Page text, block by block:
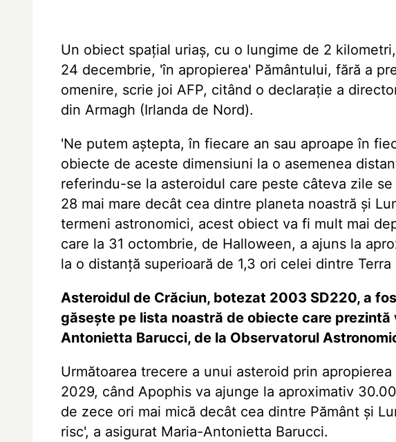
Un obiect spațial uriaș, cu o lungime de 2
24 decembrie, 'în apropierea' Pământului, fără a
omenire, scrie joi AFP, citând o declarație a
din Armagh (Irlanda de Nord).
'Ne putem aștepta, în fiecare an sau aproape în
obiecte de aceste dimensiuni la o asemenea
referindu-se la asteroidul care peste câteva zile
28 mai mare decât cea dintre planeta noastră și
termeni astronomici, acest obiect va fi mult mai
care la 31 octombrie, de Halloween, a ajuns la
la o distanță superioară de 1,3 ori celei dintre Terra
Asteroidul de Crăciun, botezat 2003 SD220, a
găsește pe lista noastră de obiecte care prezintă
Antonietta Barucci, de la Observatorul
Următoarea trecere a unui asteroid prin
2029, când Apophis va ajunge la aproximativ
de zece ori mai mică decât cea dintre Pământ și
risc', a asigurat Maria-Antonietta Barucci.